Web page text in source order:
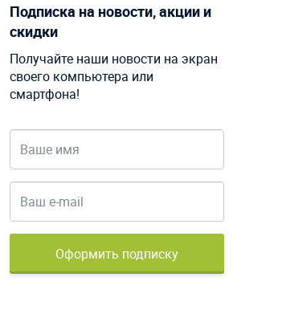
Подписка на новости, акции и
скидки
Получайте наши новости на экран
своего компьютера или
смартфона!
Оформить подписку